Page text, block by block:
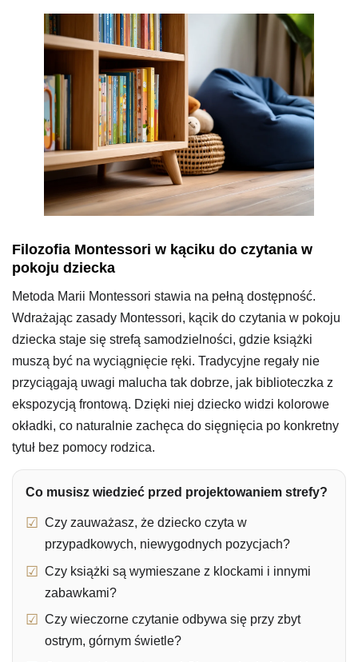
Filozofia Montessori w kąciku do czytania w
pokoju dziecka
Metoda Marii Montessori stawia na pełną dostępność.
Wdrażając zasady Montessori, kącik do czytania w pokoju
dziecka staje się strefą samodzielności, gdzie książki
muszą być na wyciągnięcie ręki. Tradycyjne regały nie
przyciągają uwagi malucha tak dobrze, jak biblioteczka z
ekspozycją frontową. Dzięki niej dziecko widzi kolorowe
okładki, co naturalnie zachęca do sięgnięcia po konkretny
tytuł bez pomocy rodzica.
Co musisz wiedzieć przed projektowaniem strefy?
Czy zauważasz, że dziecko czyta w
przypadkowych, niewygodnych pozycjach?
Czy książki są wymieszane z klockami i innymi
zabawkami?
Czy wieczorne czytanie odbywa się przy zbyt
ostrym, górnym świetle?